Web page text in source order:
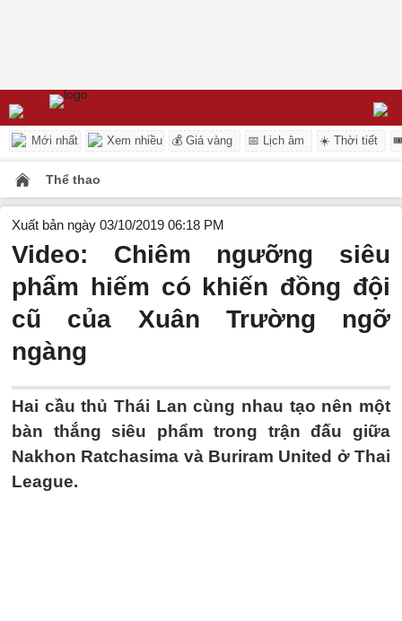
Mới nhất Xem nhiều 💰 Giá vàng 📅 Lịch âm ☀️ Thời tiết
Thể thao
Xuất bản ngày 03/10/2019 06:18 PM
Video: Chiêm ngưỡng siêu
phẩm hiếm có khiến đồng đội
cũ của Xuân Trường ngỡ
ngàng
Hai cầu thủ Thái Lan cùng nhau tạo nên một
bàn thắng siêu phẩm trong trận đấu giữa
Nakhon Ratchasima và Buriram United ở Thai
League.